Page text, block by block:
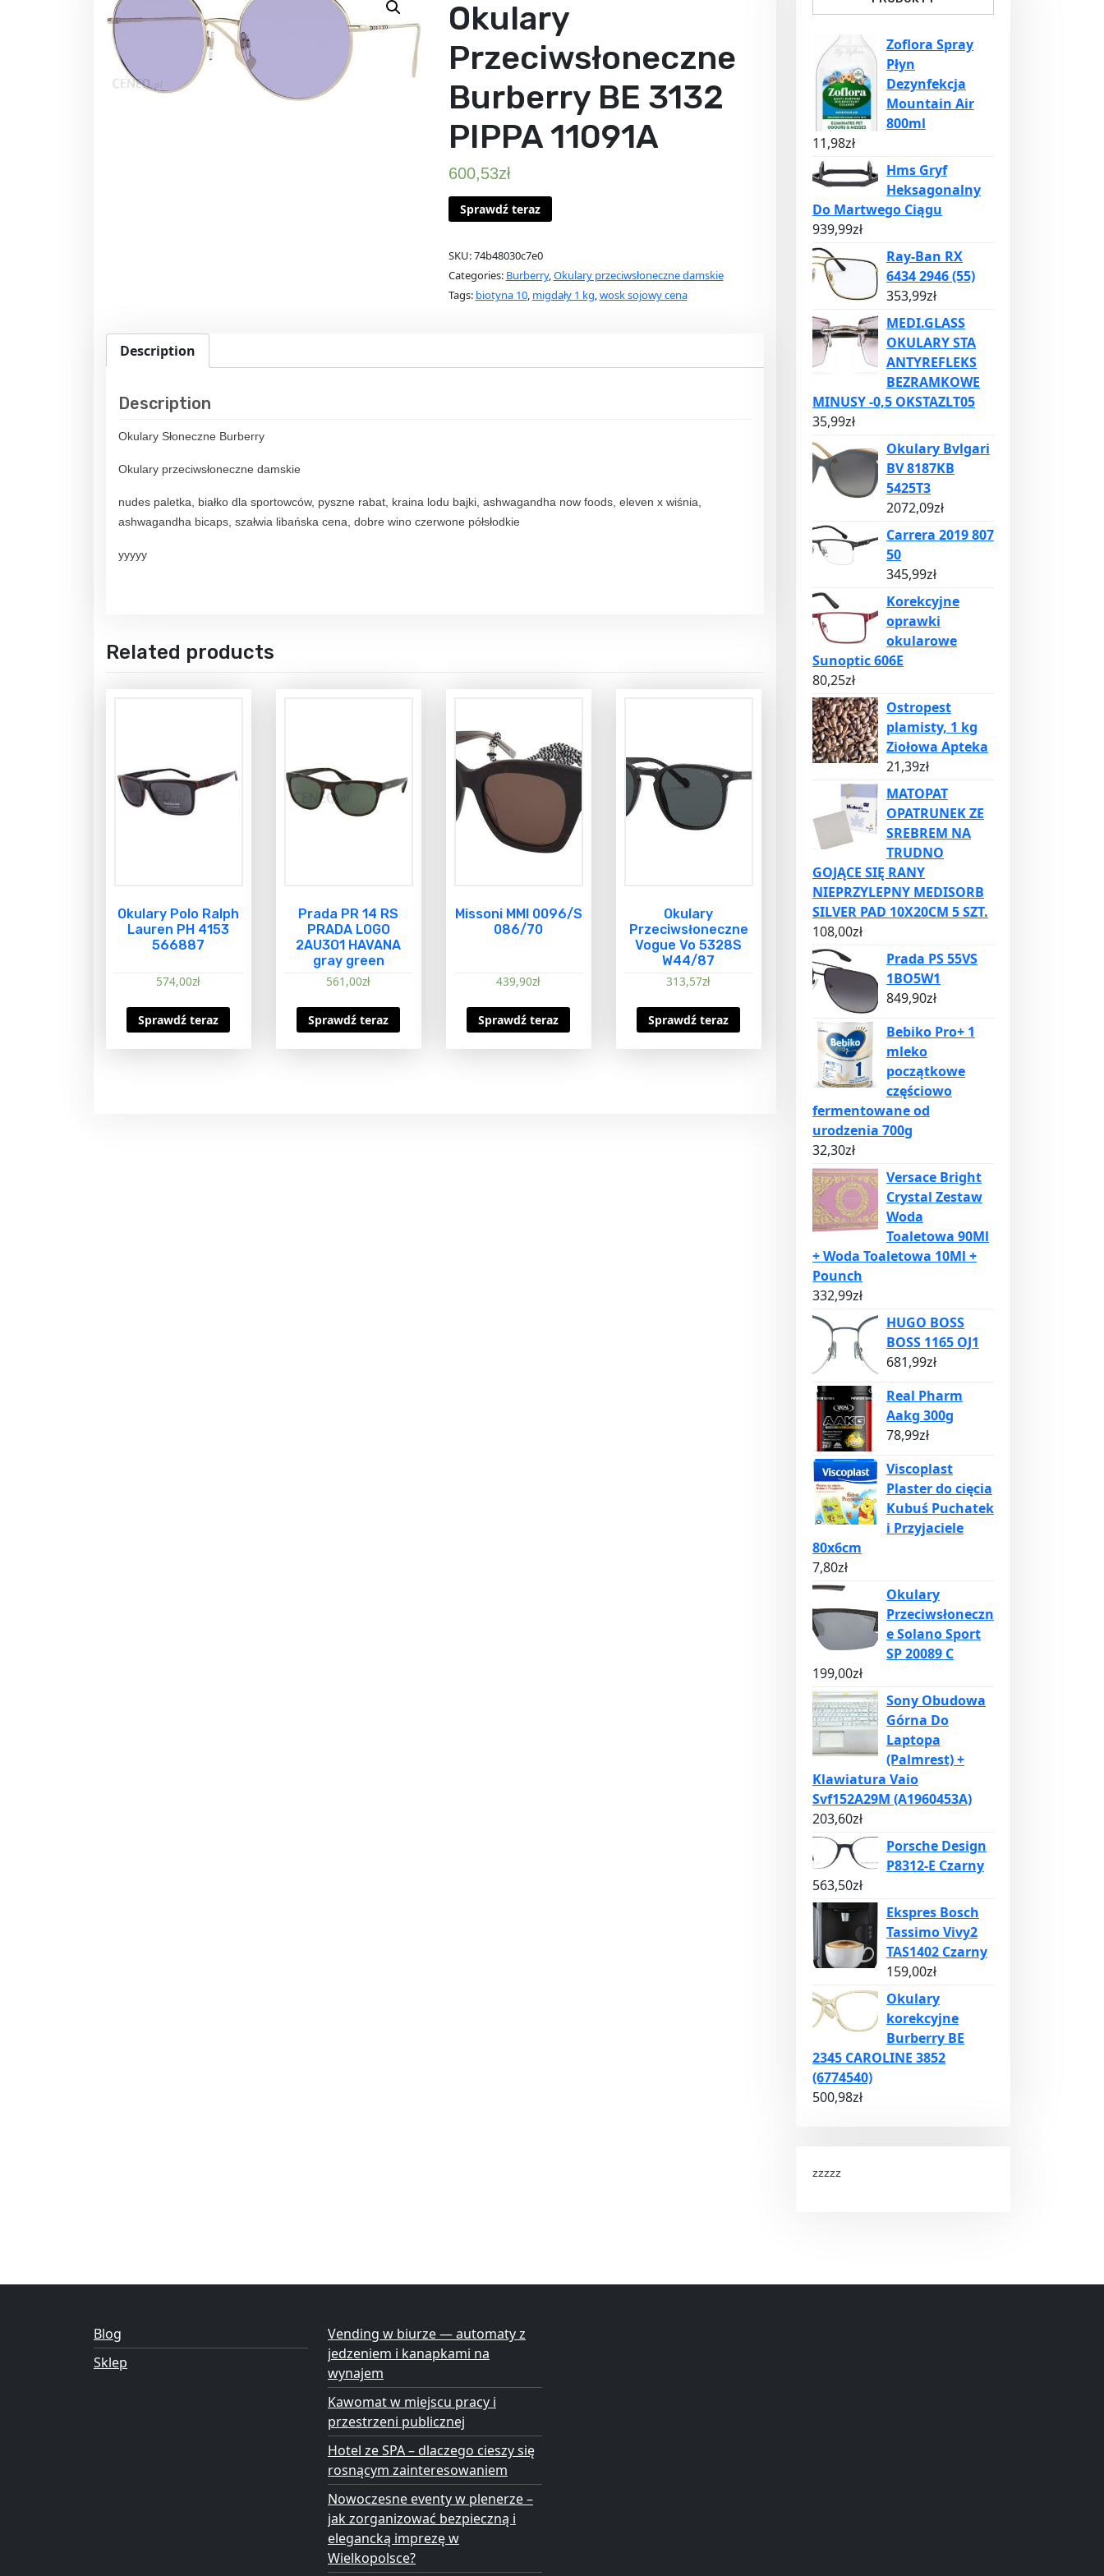
Okulary
Przeciwsłoneczne
Burberry BE 3132
PIPPA 11091A
600,53zł
Sprawdź teraz
SKU:74b48030c7e0
Categories: Burberry,Okulary przeciwsłoneczne damskie
Tags: biotyna 10, migdały 1 kg,wosk sojowy cena
Description
Description
Okulary Słoneczne Burberry
Okulary przeciwsłoneczne damskie
nudes paletka, białko dla sportowców, pyszne rabat, kraina lodu bajki, ashwagandha now foods, eleven x wiśnia,
ashwagandha bicaps, szałwia libańska cena, dobre wino czerwone półsłodkie
yyyyy
Related products
Okulary Polo Ralph
Lauren PH 4153
566887
574,00zł
Sprawdź teraz
Prada PR 14 RS
PRADA LOGO
2AU3O1 HAVANA
gray green
561,00zł
Sprawdź teraz
Missoni MMI 0096/S
086/70
439,90zł
Sprawdź teraz
Okulary
Przeciwsłoneczne
Vogue Vo 5328S
W44/87
313,57zł
Sprawdź teraz
Zoflora Spray
Płyn
Dezynfekcja
Mountain Air
800ml
11,98zł
Hms Gryf
Heksagonalny
Do Martwego Ciągu
939,99zł
Ray-Ban RX
6434 2946 (55)
353,99zł
MEDI.GLASS
OKULARY STA
ANTYREFLEKS
BEZRAMKOWE
MINUSY -0,5 OKSTAZLT05
35,99zł
Okulary Bvlgari
BV 8187KB
5425T3
2072,09zł
Carrera 2019 807
50
345,99zł
Korekcyjne
oprawki
okularowe
Sunoptic 606E
80,25zł
Ostropest
plamisty, 1 kg
Ziołowa Apteka
21,39zł
MATOPAT
OPATRUNEK ZE
SREBREM NA
TRUDNO
GOJĄCE SIĘ RANY
NIEPRZYLEPNY MEDISORB
SILVER PAD 10X20CM 5 SZT.
108,00zł
Prada PS 55VS
1BO5W1
849,90zł
Bebiko Pro+ 1
mleko
początkowe
częściowo
fermentowane od
urodzenia 700g
32,30zł
Versace Bright
Crystal Zestaw
Woda
Toaletowa 90Ml
+ Woda Toaletowa 10Ml +
Pounch
332,99zł
HUGO BOSS
BOSS 1165 OJ1
681,99zł
Real Pharm
Aakg 300g
78,99zł
Viscoplast
Plaster do cięcia
Kubuś Puchatek
i Przyjaciele
80x6cm
7,80zł
Okulary
Przeciwsłoneczn
e Solano Sport
SP 20089 C
199,00zł
Sony Obudowa
Górna Do
Laptopa
(Palmrest) +
Klawiatura Vaio
Svf152A29M (A1960453A)
203,60zł
Porsche Design
P8312-E Czarny
563,50zł
Ekspres Bosch
Tassimo Vivy2
TAS1402 Czarny
159,00zł
Okulary
korekcyjne
Burberry BE
2345 CAROLINE 3852
(6774540)
500,98zł
zzzzz
Blog
Sklep
Vending w biurze — automaty z
jedzeniem i kanapkami na
wynajem
Kawomat w miejscu pracy i
przestrzeni publicznej
Hotel ze SPA – dlaczego cieszy się
rosnącym zainteresowaniem
Nowoczesne eventy w plenerze –
jak zorganizować bezpieczną i
elegancką imprezę w
Wielkopolsce?